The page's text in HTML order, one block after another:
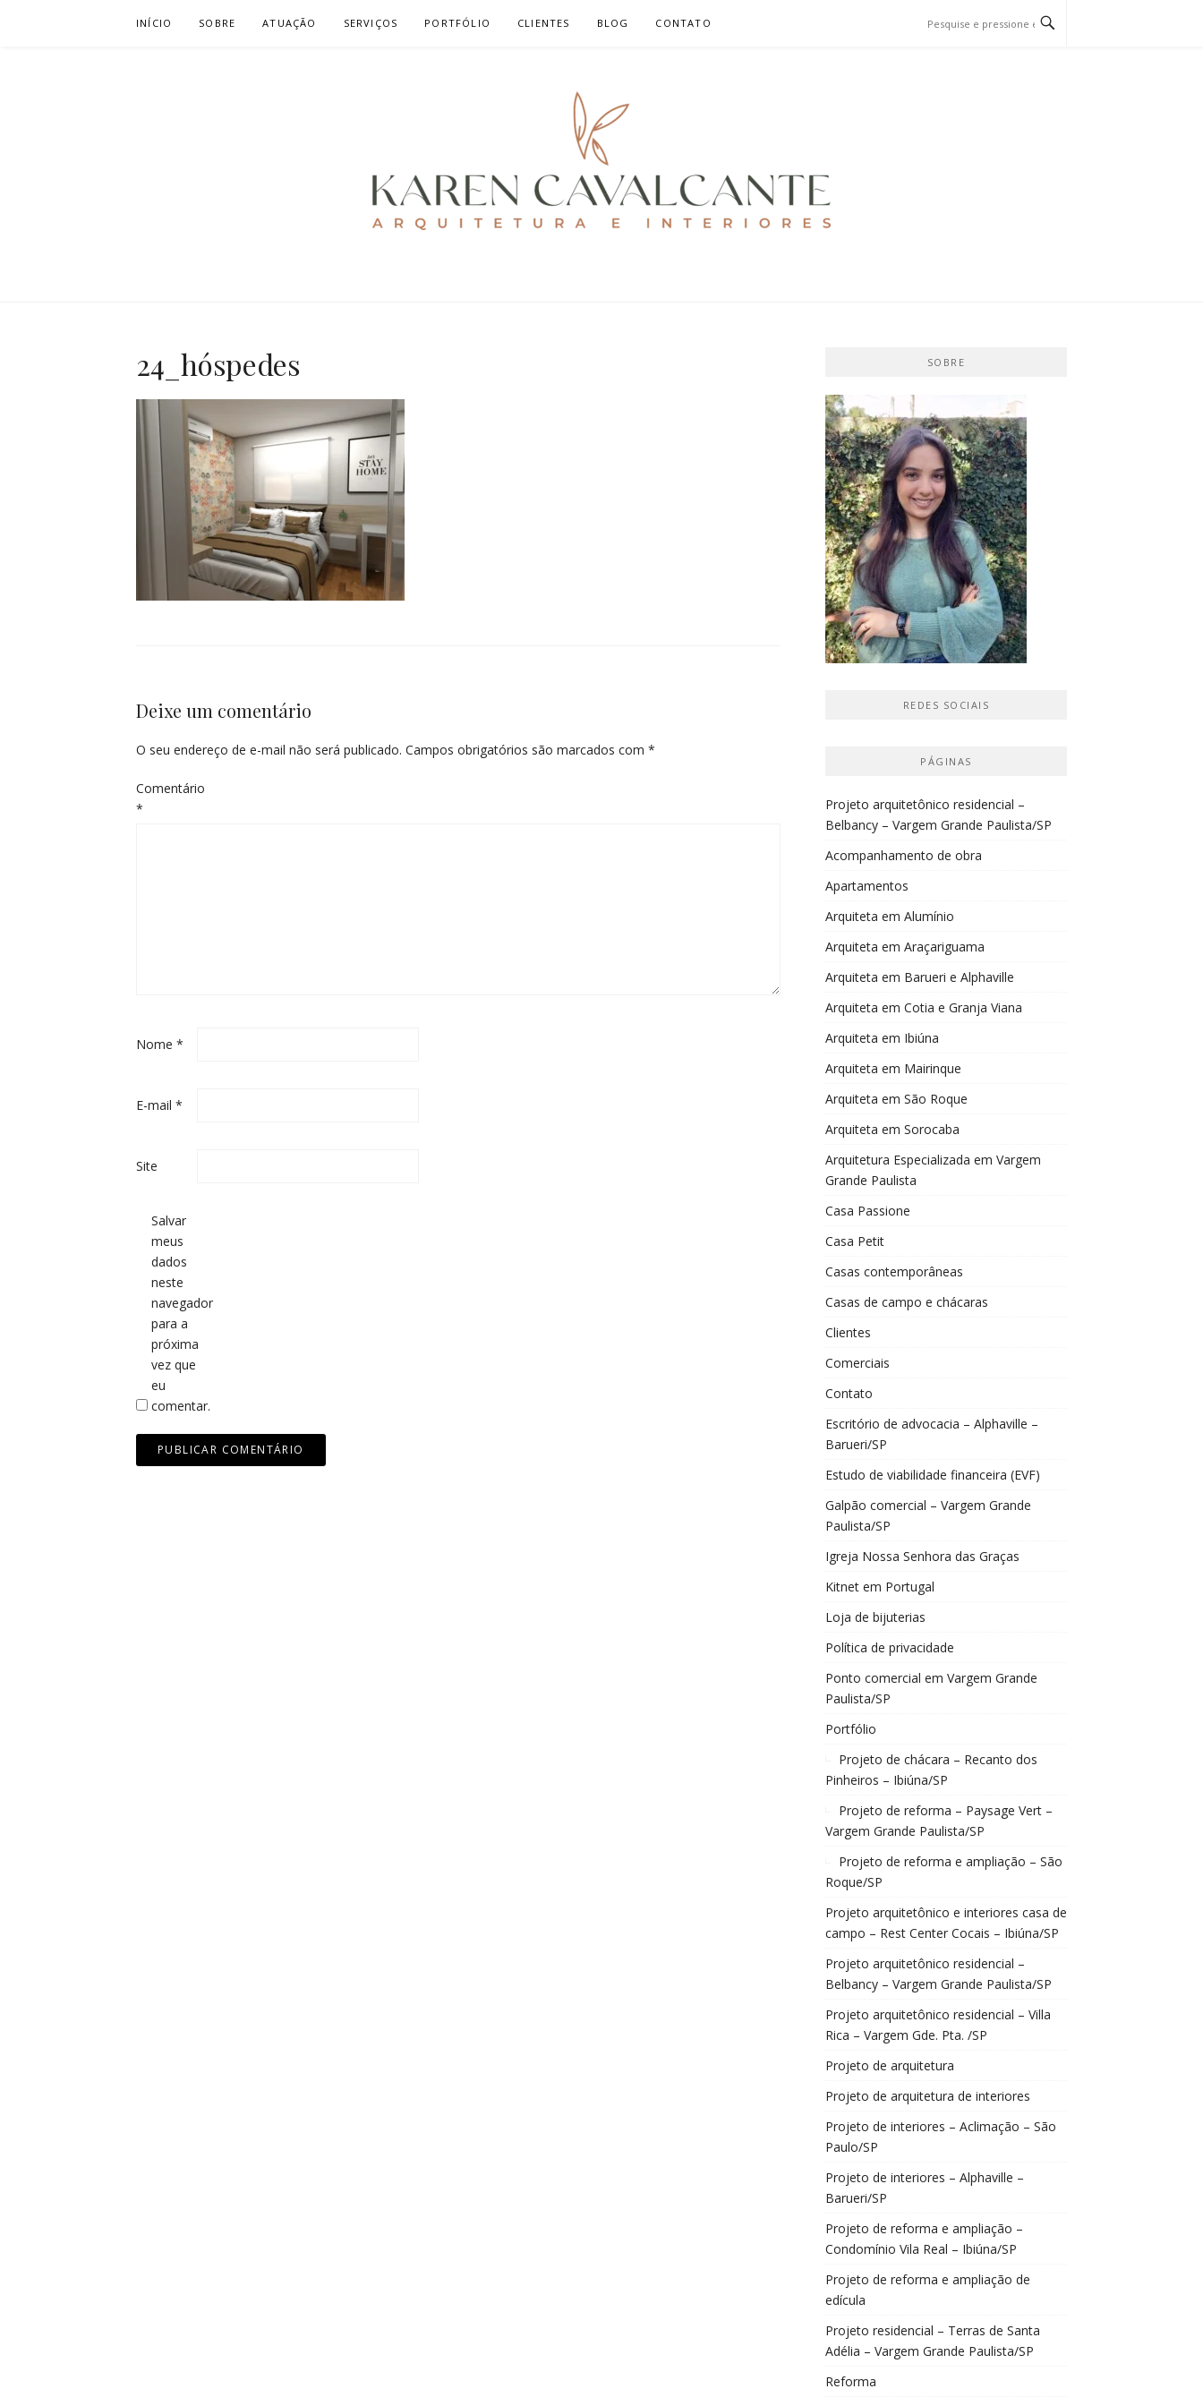
INÍCIO SOBRE ATUAÇÃO SERVIÇOS PORTFÓLIO CLIENTES BLOG CONTATO
24_hóspedes
Deixe um comentário
O seu endereço de e-mail não será publicado. Campos obrigatórios são marcados com *
Comentário
*
Nome *
E-mail *
Site
Salvar
meus
dados
neste
navegador
para a
próxima
vez que
eu
comentar.
SOBRE
REDES SOCIAIS
PÁGINAS
Projeto arquitetônico residencial –
Belbancy – Vargem Grande Paulista/SP
Acompanhamento de obra
Apartamentos
Arquiteta em Alumínio
Arquiteta em Araçariguama
Arquiteta em Barueri e Alphaville
Arquiteta em Cotia e Granja Viana
Arquiteta em Ibiúna
Arquiteta em Mairinque
Arquiteta em São Roque
Arquiteta em Sorocaba
Arquitetura Especializada em Vargem
Grande Paulista
Casa Passione
Casa Petit
Casas contemporâneas
Casas de campo e chácaras
Clientes
Comerciais
Contato
Escritório de advocacia – Alphaville –
Barueri/SP
Estudo de viabilidade financeira (EVF)
Galpão comercial – Vargem Grande
Paulista/SP
Igreja Nossa Senhora das Graças
Kitnet em Portugal
Loja de bijuterias
Política de privacidade
Ponto comercial em Vargem Grande
Paulista/SP
Portfólio
Projeto de chácara – Recanto dos
Pinheiros – Ibiúna/SP
Projeto de reforma – Paysage Vert –
Vargem Grande Paulista/SP
Projeto de reforma e ampliação – São
Roque/SP
Projeto arquitetônico e interiores casa de
campo – Rest Center Cocais – Ibiúna/SP
Projeto arquitetônico residencial –
Belbancy – Vargem Grande Paulista/SP
Projeto arquitetônico residencial – Villa
Rica – Vargem Gde. Pta. /SP
Projeto de arquitetura
Projeto de arquitetura de interiores
Projeto de interiores – Aclimação – São
Paulo/SP
Projeto de interiores – Alphaville –
Barueri/SP
Projeto de reforma e ampliação –
Condomínio Vila Real – Ibiúna/SP
Projeto de reforma e ampliação de
edícula
Projeto residencial – Terras de Santa
Adélia – Vargem Grande Paulista/SP
Reforma